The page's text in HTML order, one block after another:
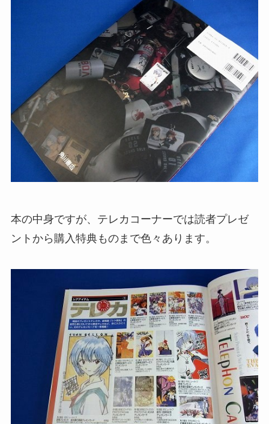
本の中身ですが、テレカコーナーでは読者プレゼ
ントから購入特典ものまで色々あります。